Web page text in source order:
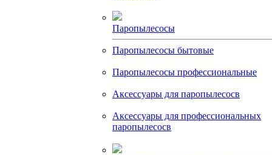
Паропылесосы
Паропылесосы бытовые
Паропылесосы профессиональные
Аксессуары для паропылесосв
Аксессуары для профессиональных
паропылесосв